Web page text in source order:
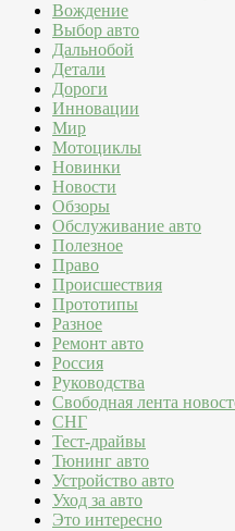
Вождение
Выбор авто
Дальнобой
Детали
Дороги
Инновации
Мир
Мотоциклы
Новинки
Новости
Обзоры
Обслуживание авто
Полезное
Право
Происшествия
Прототипы
Разное
Ремонт авто
Россия
Руководства
Свободная лента
СНГ
Тест-драйвы
Тюнинг авто
Устройство авто
Уход за авто
Это интересно